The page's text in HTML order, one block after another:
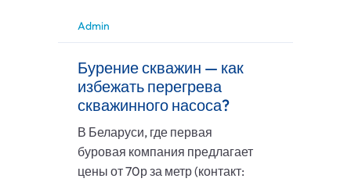
Admin
Бурение скважин — как
избежать перегрева
скважинного насоса?
В Беларуси, где первая
буровая компания предлагает
цены от 70р за метр (контакт: